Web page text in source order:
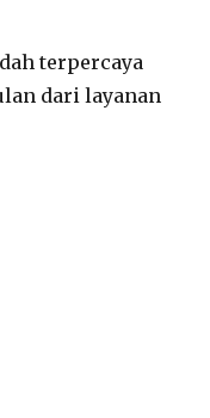
terpercaya
dari layanan